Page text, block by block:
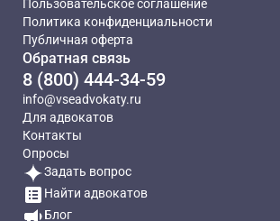
Пользовательское соглашение
Политика конфиденциальности
Публичная оферта
Обратная связь
8 (800) 444-34-59
info@vseadvokaty.ru
Для адвокатов
Контакты
Опросы
Задать вопрос
Найти адвокатов
Блог